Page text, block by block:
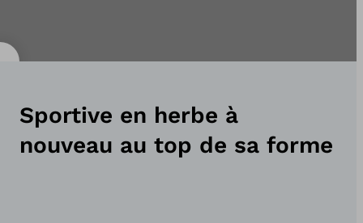
Sportive en herbe à
nouveau au top de sa forme